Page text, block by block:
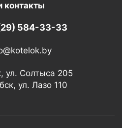
контакты
584-33-33
ул. Солтыса 205
ул. Лазо 110